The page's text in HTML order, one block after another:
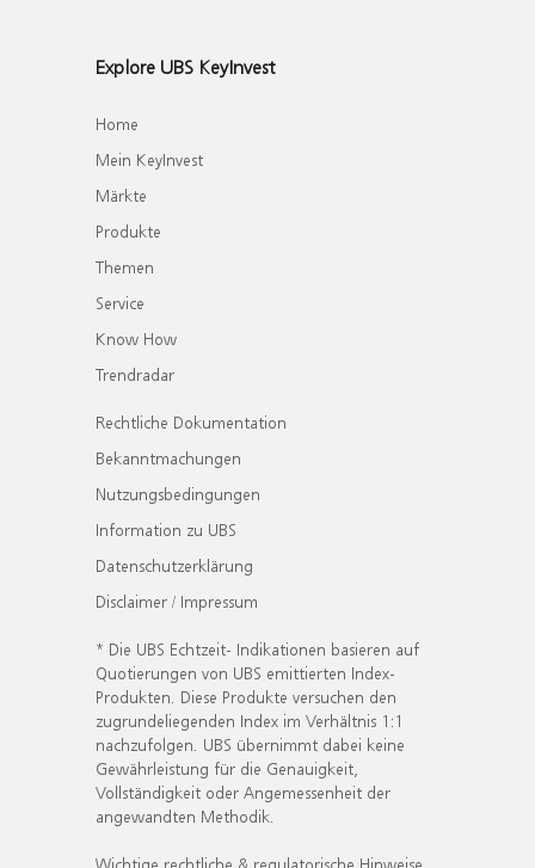
Explore UBS KeyInvest
Home
Mein KeyInvest
Märkte
Produkte
Themen
Service
Know How
Trendradar
Rechtliche Dokumentation
Bekanntmachungen
Nutzungsbedingungen
Information zu UBS
Datenschutzerklärung
Disclaimer / Impressum
* Die UBS Echtzeit- Indikationen basieren auf
Quotierungen von UBS emittierten Index-
Produkten. Diese Produkte versuchen den
zugrundeliegenden Index im Verhältnis 1:1
nachzufolgen. UBS übernimmt dabei keine
Gewährleistung für die Genauigkeit,
Vollständigkeit oder Angemessenheit der
angewandten Methodik.